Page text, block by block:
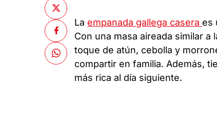
La empanada gallega casera es
Con una masa aireada similar
toque de atún, cebolla y
compartir en familia. Además,
más rica al día siguiente.